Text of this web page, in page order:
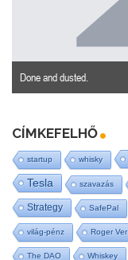
Done and dusted.
CÍMKEFELHŐ
startup whisky
Tesla szavazás
Strategy SafePal
világ-pénz Roger Ver
The DAO Whiskey